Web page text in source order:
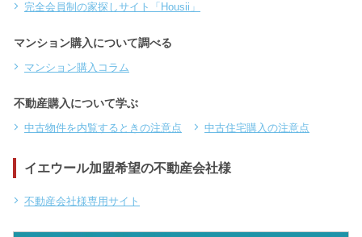
完全会員制の家探しサイト「Housii」
マンション購入について調べる
マンション購入コラム
不動産購入について学ぶ
中古物件を内覧するときの注意点 中古住宅購入の注意点
イエウール加盟希望の不動産会社様
不動産会社様専用サイト